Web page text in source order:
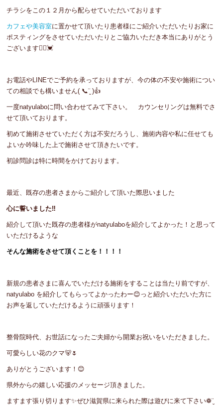
チラシをこの１２月から配らせていただいております
カフェや美容室に置かせて頂いたり患者様にご紹介いただいたりお家に
ポスティングをさせていただいたりとご協力いただき本当にありがとう
ございます🙇‍♀️💓
お電話やLINEでご予約を承っておりますが、今の体の不安や施術につい
ての相談でも構いません( 📞¨̮ )👍
一度natyulaboに問い合わせてみて下さい。 カウンセリングは無料でさ
せて頂いております。
初めて施術させていただく方は不安だろうし、施術内容や私に任せても
よいか吟味した上で施術させて頂きたいです。
初診問診は特に時間をかけております。
最近、既存の患者さまからご紹介して頂いた際思いました
心に誓いました‼️
紹介して頂いた既存の患者様がnatyulaboを紹介してよかった！と思って
いただけるような
そんな施術をさせて頂くことを！！！！
新規の患者さまに喜んでいただける施術をすることは当たり前ですが、
natyulabo を紹介してもらってよかったわー😊っと紹介いただいた方に
お声を返していただけるように頑張ります！
整骨院時代、お世話になったご夫婦から開業お祝いをいただきました。
可愛らしい花のクマ🐻🌷
ありがとうございます！😊
県外からの嬉しい応援のメッセージ頂きました。
ますます張り切ります✨ぜひ滋賀県に来られた際は遊びに来て下さい❁¨̮